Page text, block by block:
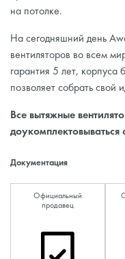
на потолке.
На сегодняшний день
вентиляторов во всем
гарантия 5 лет,
позволяет собрать свой
Все вытяжные
Документация
Официальный
продавец